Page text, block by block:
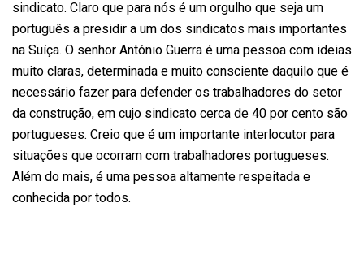
sindicato. Claro que para nós é um orgulho que seja um
português a presidir a um dos sindicatos mais importantes
na Suíça. O senhor António Guerra é uma pessoa com ideias
muito claras, determinada e muito consciente daquilo que é
necessário fazer para defender os trabalhadores do setor
da construção, em cujo sindicato cerca de 40 por cento são
portugueses. Creio que é um importante interlocutor para
situações que ocorram com trabalhadores portugueses.
Além do mais, é uma pessoa altamente respeitada e
conhecida por todos.